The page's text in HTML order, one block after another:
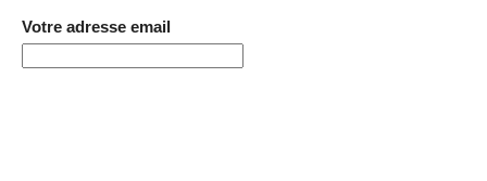
Votre adresse email